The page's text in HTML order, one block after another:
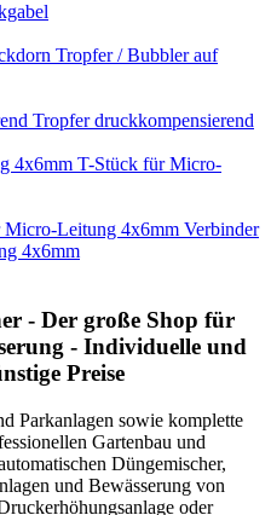
Tropfer / Bubbler auf
Tropfer druckkompensierend
T-Stück für Micro-
Verbinder
4x6mm
- Der große Shop für
- Individuelle und
Preise
Parkanlagen sowie komplette
Gartenbau und
Düngemischer,
und Bewässerung von
oder